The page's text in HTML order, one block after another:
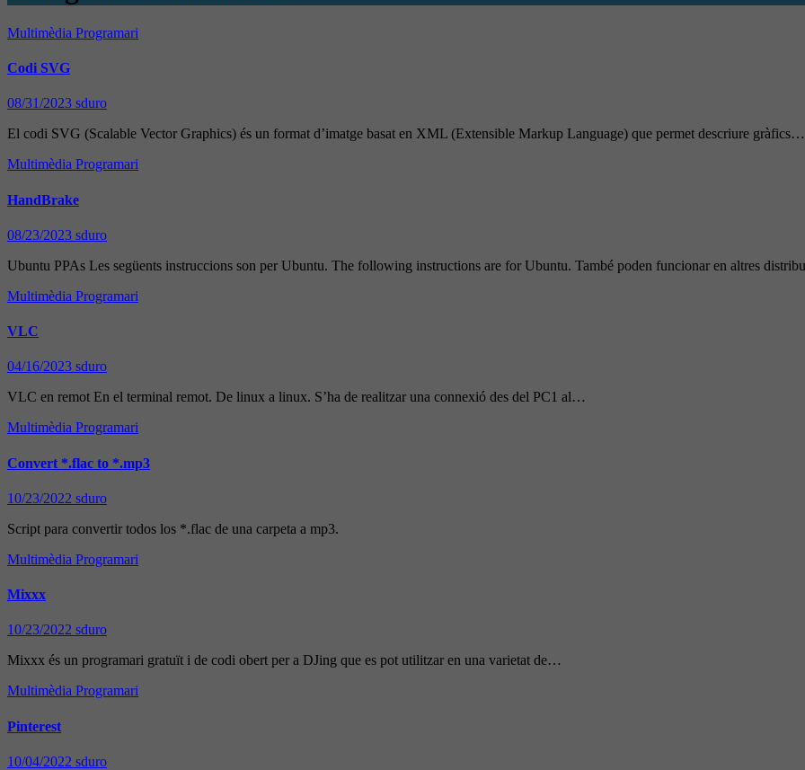
Multimèdia Programari
Codi SVG
08/31/2023 sduro
El codi SVG (Scalable Vector Graphics) és un format d’imatge basat en XML (Extensible Markup Language) que permet descriure gràfics…
Multimèdia Programari
HandBrake
08/23/2023 sduro
Ubuntu PPAs Les següents instruccions son per Ubuntu. The following instructions are for Ubuntu. També poden funcionar en altres
Multimèdia Programari
VLC
04/16/2023 sduro
VLC en remot En el terminal remot. De linux a linux. S’ha de realitzar una connexió des del PC1 al…
Multimèdia Programari
Convert *.flac to *.mp3
10/23/2022 sduro
Script para convertir todos los *.flac de una carpeta a mp3.
Multimèdia Programari
Mixxx
10/23/2022 sduro
Mixxx és un programari gratuït i de codi obert per a DJing que es pot utilitzar en una varietat de…
Multimèdia Programari
Pinterest
10/04/2022 sduro